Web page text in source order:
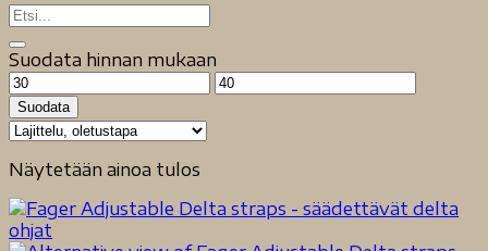
Suodata hinnan mukaan
Minimihinta
Maksimihinta
Suodata
Näytetään ainoa tulos